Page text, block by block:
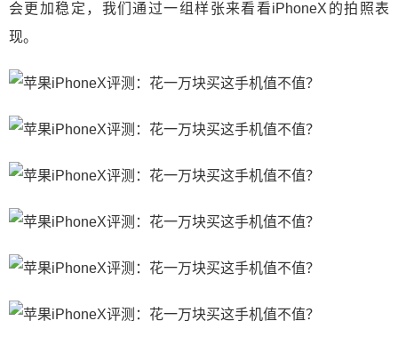
会更加稳定，我们通过一组样张来看看iPhoneX的拍照表
现。